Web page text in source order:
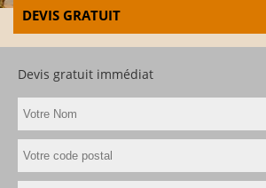
DEVIS GRATUIT
Devis gratuit immédiat